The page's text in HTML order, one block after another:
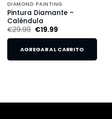
DIAMOND PAINTING
Pintura Diamante –
Caléndula
€29.99 €19.99
AGREGAR AL CARRITO